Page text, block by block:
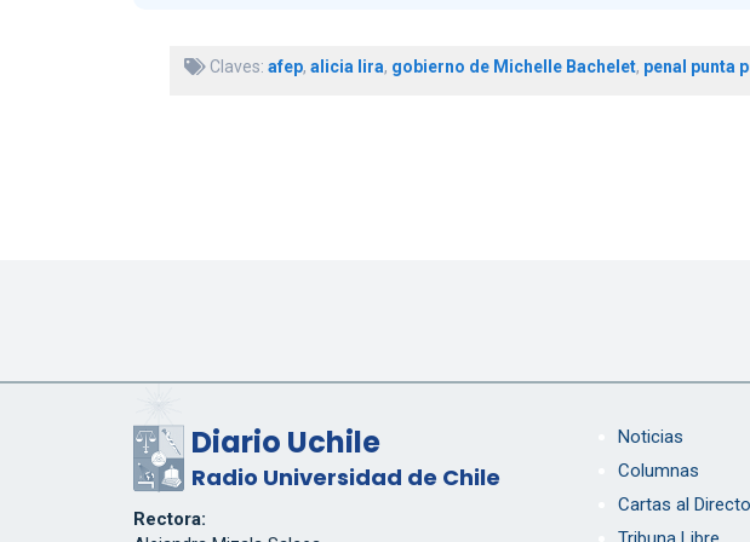
Claves: afep, alicia lira, gobierno de Michelle Bachelet, penal punta
Diario Uchile
Radio Universidad de Chile
Rectora:
Noticias
Columnas
Cartas al